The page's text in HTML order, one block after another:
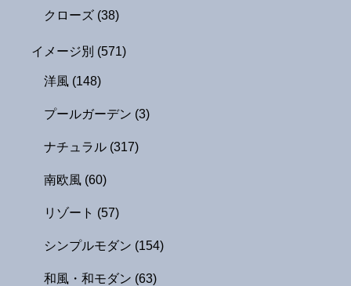
クローズ (38)
イメージ別 (571)
洋風 (148)
プールガーデン (3)
ナチュラル (317)
南欧風 (60)
リゾート (57)
シンプルモダン (154)
和風・和モダン (63)